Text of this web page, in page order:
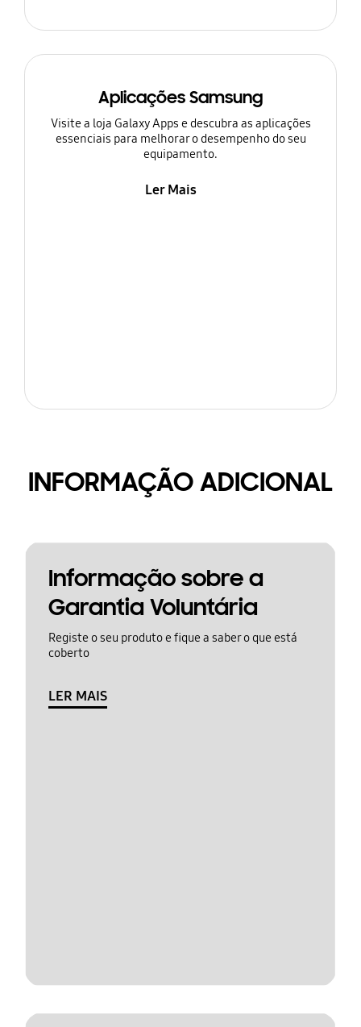
Aplicações Samsung
Visite a loja Galaxy Apps e descubra as aplicações
essenciais para melhorar o desempenho do seu
equipamento.
Ler Mais
INFORMAÇÃO ADICIONAL
Informação sobre a
Garantia Voluntária
Registe o seu produto e fique a saber o que está
coberto
LER MAIS